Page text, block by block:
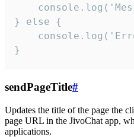
} else {
}
sendPageTitle#
Updates the title of the page the
page URL in the JivoChat app,
applications.